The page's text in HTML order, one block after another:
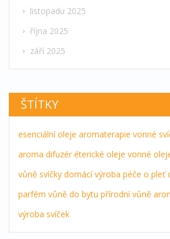
listopadu 2025
října 2025
září 2025
ŠTÍTKY
esenciální oleje aromaterapie vonné
aroma difuzér éterické oleje vonné
vůně svíčky domácí výroba péče o pleť
parfém vůně do bytu přírodní vůně
výroba svíček